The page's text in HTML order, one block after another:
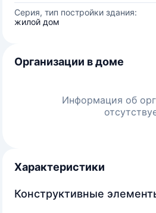
Серия, тип постройки здания:
жилой дом
Организации в доме
Информация об
Характеристики
Конструктивные